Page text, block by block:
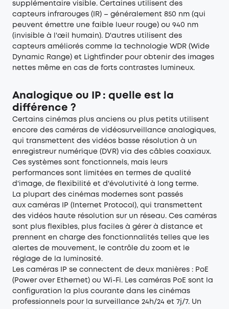
supplémentaire visible. Certaines utilisent des
capteurs infrarouges (IR) – généralement 850 nm (qui
peuvent émettre une faible lueur rouge) ou 940 nm
(invisible à l'œil humain). D'autres utilisent des
capteurs améliorés comme la technologie WDR (Wide
Dynamic Range) et Lightfinder pour obtenir des images
nettes même en cas de forts contrastes lumineux.
Analogique ou IP : quelle est la
différence ?
Certains cinémas plus anciens ou plus petits utilisent
encore des caméras de vidéosurveillance analogiques,
qui transmettent des vidéos basse résolution à un
enregistreur numérique (DVR) via des câbles coaxiaux.
Ces systèmes sont fonctionnels, mais leurs
performances sont limitées en termes de qualité
d'image, de flexibilité et d'évolutivité à long terme.
La plupart des cinémas modernes sont passés
aux caméras IP (Internet Protocol), qui transmettent
des vidéos haute résolution sur un réseau. Ces caméras
sont plus flexibles, plus faciles à gérer à distance et
prennent en charge des fonctionnalités telles que les
alertes de mouvement, le contrôle du zoom et le
réglage de la luminosité.
Les caméras IP se connectent de deux manières : PoE
(Power over Ethernet) ou Wi-Fi. Les caméras PoE sont la
configuration la plus courante dans les cinémas
professionnels pour la surveillance 24h/24 et 7j/7. Un